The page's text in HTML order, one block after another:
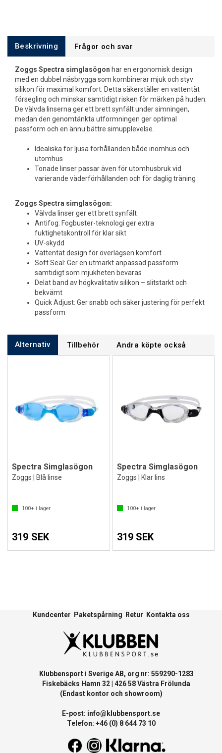
Beskrivning Frågor och svar
Zoggs Spectra simglasögon har en ergonomisk design
med en dubbel näsbrygga som kombinerar mjuk och styv
silikon för maximal komfort. Detta säkerställer en vattentät
försegling och minskar samtidigt risken för märken på huden.
De välvda linserna ger ett brett synfält under simningen,
medan den genomtänkta utformningen ger optimal
passform och en ännu bättre simupplevelse.
Idealiska för ljusa förhållanden både inomhus och
utomhus
Tonade linser passar även för utomhusbruk vid
varierande väderförhållanden och för daglig träning
Zoggs Spectra simglasögon:
Välvda linser ger ett brett synfält
Antifog: Fogbuster-teknologi ger extra
fuktighetskontroll för klar sikt
UV-skydd
Vattentät design för överlägsen komfort
Soft Seal: Ger en utmärkt anpassad passform
samtidigt som mjukheten bevaras
Delat band av högkvalitativ silikon – slitstarkt och
bekvämt
Quick Adjust: Ger snabb och säker justering för perfekt
passform
Alternativ Tillbehör Andra köpte också
Spectra Simglasögon
Zoggs | Blå linse
100+ i lager
319 SEK
Spectra Simglasögon
Zoggs | Klar lins
100+i lager
319 SEK
Kundcenter Paketspårning Retur Kontakta oss
Klubbensport i Sverige AB, org nr: 559290-1283
Fiskebäcks Hamn 32 | 426 58 Västra Frölunda
(Endast kontor och showroom)
E-post: info@klubbensport.se
Telefon: +46 (0) 8 644 73 10